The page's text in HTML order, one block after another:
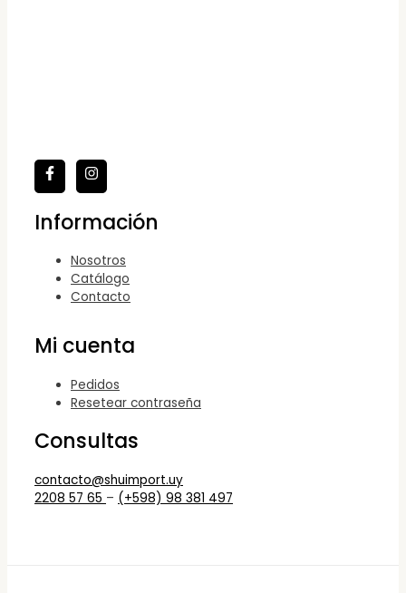
Información
Nosotros
Catálogo
Contacto
Mi cuenta
Pedidos
Resetear contraseña
Consultas
contacto@shuimport.uy
2208 57 65 – (+598) 98 381 497